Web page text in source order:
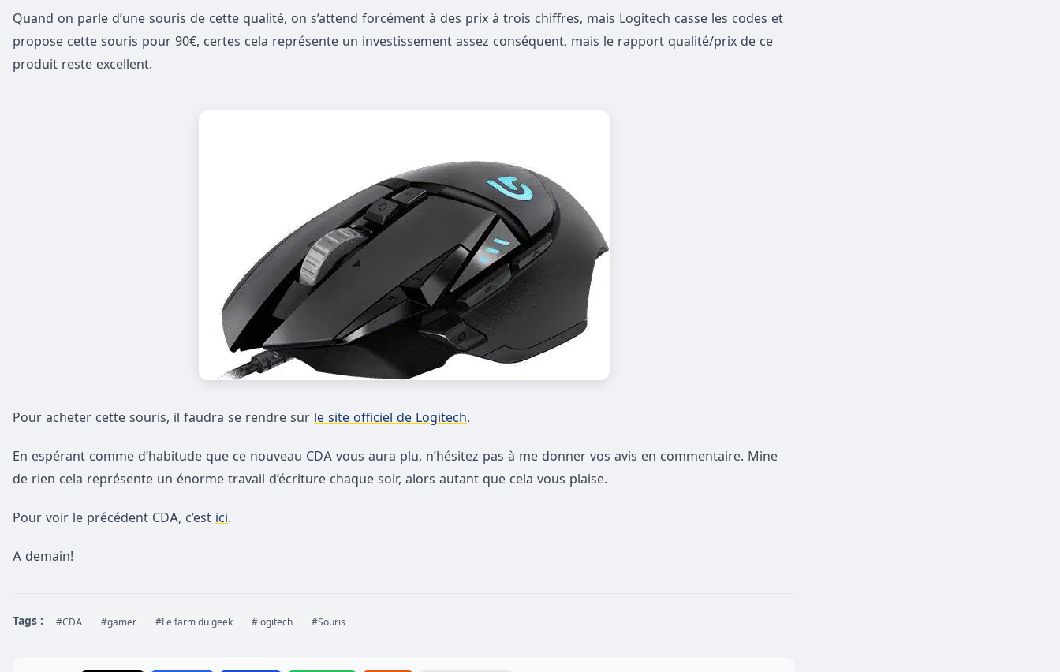
Quand on parle d’une souris de cette qualité, on s’attend forcément à des prix à trois chiffres, mais Logitech casse les codes et
propose cette souris pour 90€, certes cela représente un investissement assez conséquent, mais le rapport qualité/prix de ce
produit reste excellent.
Pour acheter cette souris, il faudra se rendre sur le site officiel de Logitech.
En espérant comme d’habitude que ce nouveau CDA vous aura plu, n’hésitez pas à me donner vos avis en commentaire. Mine
de rien cela représente un énorme travail d’écriture chaque soir, alors autant que cela vous plaise.
Pour voir le précédent CDA, c’est ici.
A demain!
Tags : #CDA #gamer #Le farm du geek #logitech #Souris